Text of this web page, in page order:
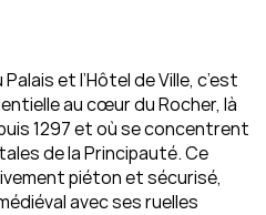
et l’Hôtel de Ville, c’est
au cœur du Rocher, là
1297 et où se concentrent
de la Principauté. Ce
piéton et sécurisé,
avec ses ruelles